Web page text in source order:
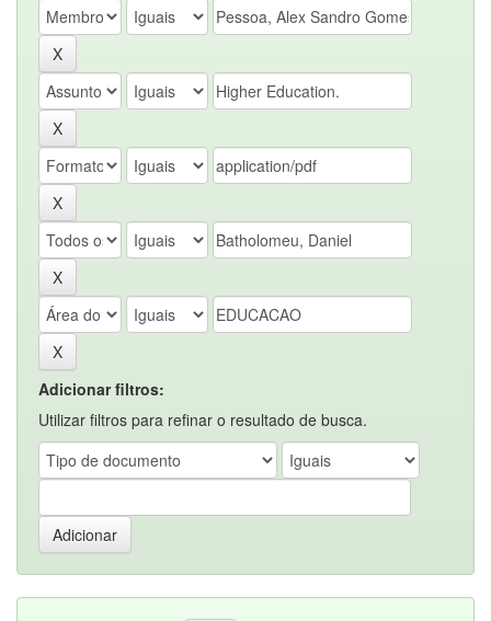
Adicionar filtros:
Utilizar filtros para refinar o resultado de busca.